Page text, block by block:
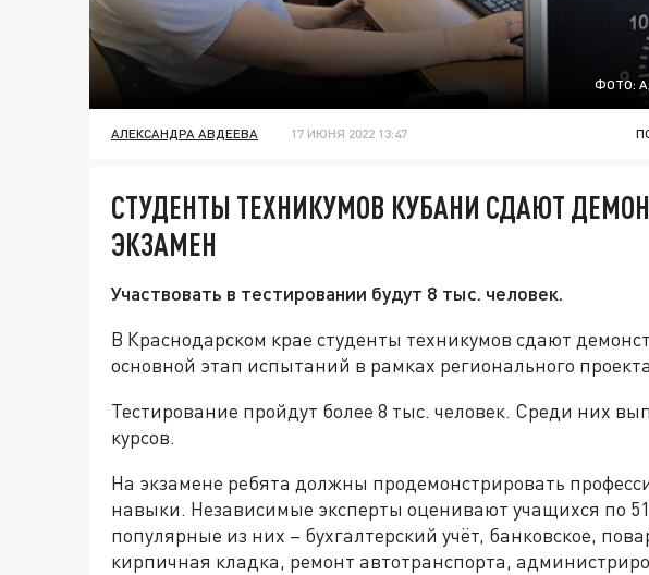
ФОТО:
АЛЕКСАНДРА АВДЕЕВА 17 ИЮНЯ 2022 13:47
СТУДЕНТЫ ТЕХНИКУМОВ КУБАНИ СДАЮТ
ЭКЗАМЕН
Участвовать в тестировании будут 8 тыс. человек.
В Краснодарском крае студенты техникумов сдают
основной этап испытаний в рамках регионального
Тестирование пройдут более 8 тыс. человек. Среди них
курсов.
На экзамене ребята должны продемонстрировать
навыки. Независимые эксперты оценивают учащихся по
популярные из них – бухгалтерский учёт, банковское,
кирпичная кладка, ремонт автотранспорта,